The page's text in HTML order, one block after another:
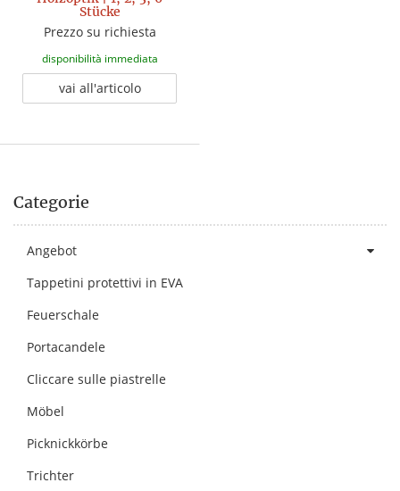
Stücke
Prezzo su richiesta
disponibilità immediata
vai all'articolo
Categorie
Angebot
Tappetini protettivi in EVA
Feuerschale
Portacandele
Cliccare sulle piastrelle
Möbel
Picknickkörbe
Trichter